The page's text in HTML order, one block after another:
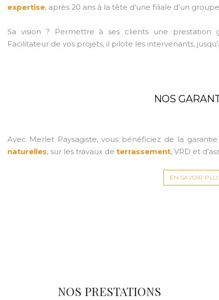
expertise, après 20 ans à la tête d’une filiale d’un
Sa vision ? Permettre à ses clients une prestation
Facilitateur de vos projets, il pilote les intervenants,
NOS
Avec Merlet Paysagiste, vous bénéficiez de la
naturelles, sur les travaux de terrassement, VRD et
EN SAVOIR
NOS PRESTATIONS